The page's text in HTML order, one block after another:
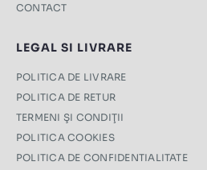
CONTACT
LEGAL SI LIVRARE
POLITICA DE LIVRARE
POLITICA DE RETUR
TERMENI ŞI CONDIŢII
POLITICA COOKIES
POLITICA DE CONFIDENTIALITATE